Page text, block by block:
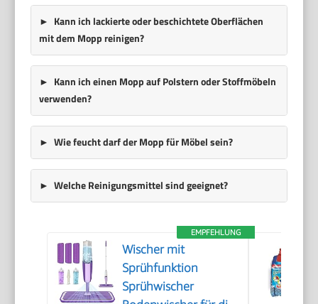
Kann ich lackierte oder beschichtete Oberflächen
mit dem Mopp reinigen?
Kann ich einen Mopp auf Polstern oder Stoffmöbeln
verwenden?
Wie feucht darf der Mopp für Möbel sein?
Welche Reinigungsmittel sind geeignet?
EMPFEHLUNG
Wischer mit
Sprühfunktion
Sprühwischer